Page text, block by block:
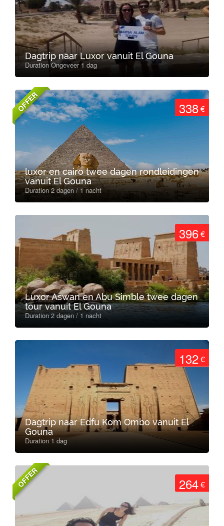
Dagtrip naar Luxor vanuit El Gouna
Duration Ongeveer 1 dag
OFFER 338€
luxor en cairo twee dagen rondleidingen
vanuit El Gouna
Duration 2 dagen / 1 nacht
396€
Luxor Aswan en Abu Simble twee dagen
tour vanuit El Gouna
Duration 2 dagen / 1 nacht
132€
Dagtrip naar Edfu Kom Ombo vanuit El
Gouna
Duration 1 dag
OFFER 264€